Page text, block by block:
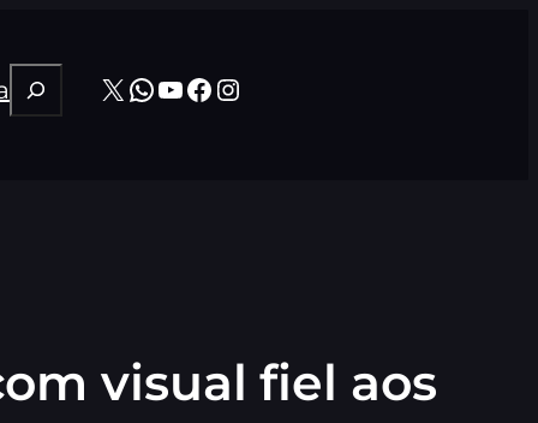
Pesquisar
X WhatsApp
Youtube
Facebook
Instagram
visual fiel aos